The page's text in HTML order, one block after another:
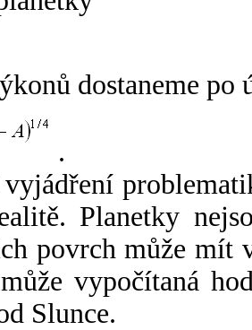
dostaneme po
.
Planetky
povrch může mít
vypočítaná
Slunce.